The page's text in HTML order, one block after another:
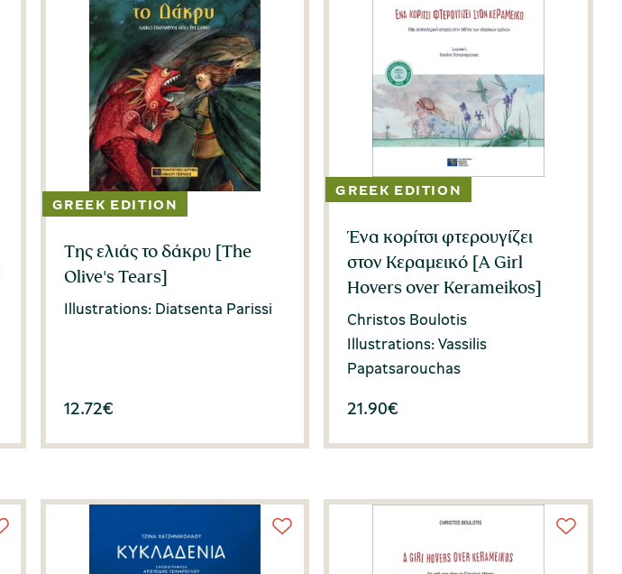
Της ελιάς το δάκρυ [The
Olive's Tears]
Illustrations: Diatsenta Parissi
12.72€
Ένα κορίτσι φτερουγίζει
στον Κεραμεικό [A Girl
Hovers over Kerameikos]
Christos Boulotis
Illustrations: Vassilis
Papatsarouchas
21.90€